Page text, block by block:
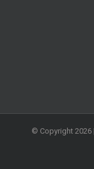
© Copyright 2026